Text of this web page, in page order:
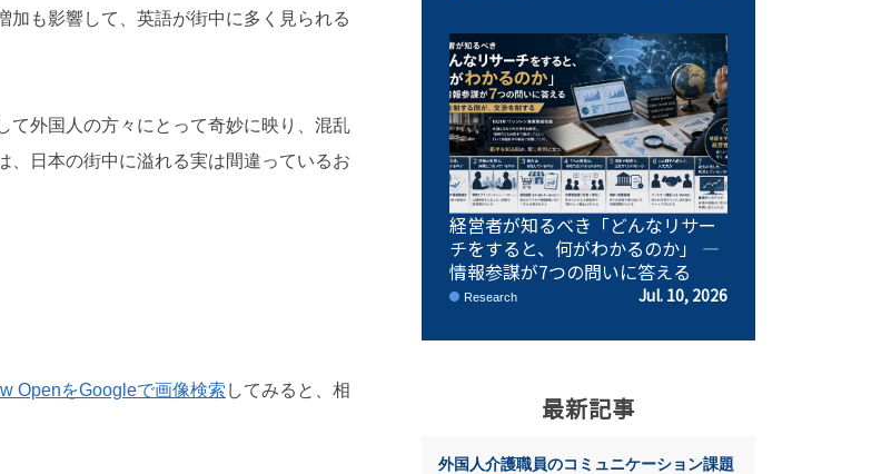
も影響して、英語が街中に多く見られる
て外国人の方々にとって奇妙に映り、混乱
、日本の街中に溢れる実は間違っているお
OpenをGoogleで画像検索 してみると、相
経営者が知るべき「どんなリサー
チをすると、何がわかるのか」 ―
情報参謀が7つの問いに答える
Research Jul. 10, 2026
最新記事
外国人介護職員のコミュニケーション課題